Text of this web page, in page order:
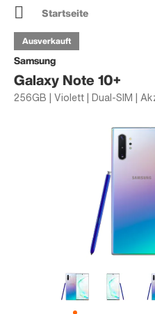
Startseite
Samsung
Galaxy Note 10+
256GB | Violett | Dual-SIM |
Ausverkauft